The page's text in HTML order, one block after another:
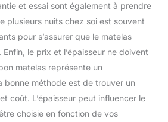
et essai sont également à prendre
plusieurs nuits chez soi est souvent
pour s’assurer que le matelas
le prix et l’épaisseur ne doivent
matelas représente un
bonne méthode est de trouver un
coût. L’épaisseur peut influencer le
choisie en fonction de vos